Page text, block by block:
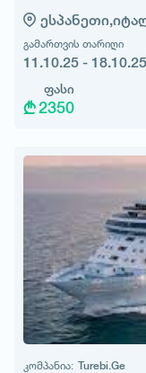
ესპანეთი,
გამართვის თარიღი
11.10.25 - 18.10.25
ფასი
2350
კომპანია: Turebi.Ge